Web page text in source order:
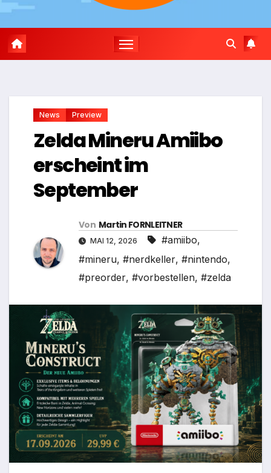
News Preview
Zelda Mineru Amiibo
erscheint im
September
Von Martin FORNLEITNER
MAI 12, 2026 #amiibo,
#mineru, #nerdkeller, #nintendo,
#preorder, #vorbestellen, #zelda